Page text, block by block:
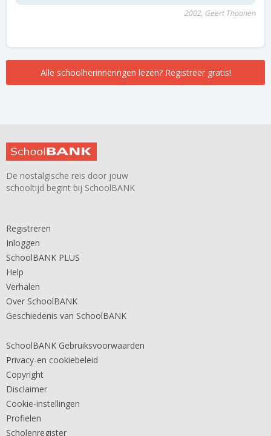
2002, Geert Thoonen
Alle schoolherinneringen lezen? Registreer gratis!
De nostalgische reis door jouw
schooltijd begint bij SchoolBANK
Registreren
Inloggen
SchoolBANK PLUS
Help
Verhalen
Over SchoolBANK
Geschiedenis van SchoolBANK
SchoolBANK Gebruiksvoorwaarden
Privacy-en cookiebeleid
Copyright
Disclaimer
Cookie-instellingen
Profielen
Scholenregister